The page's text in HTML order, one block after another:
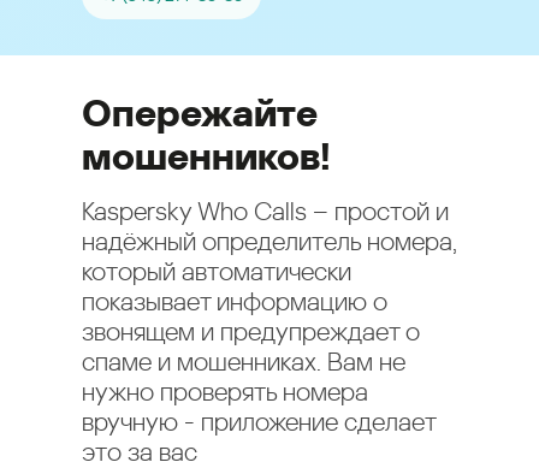
Опережайте
мошенников!
Kaspersky Who Calls – простой и
надёжный определитель номера,
который автоматически
показывает информацию о
звонящем и предупреждает о
спаме и мошенниках. Вам не
нужно проверять номера
вручную - приложение сделает
это за вас